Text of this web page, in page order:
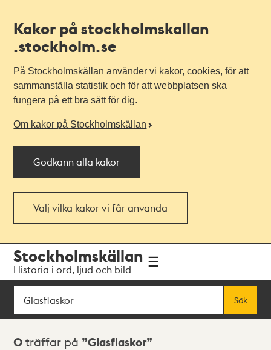
Kakor på stockholmskallan
.stockholm.se
På Stockholmskällan använder vi kakor, cookies, för att
sammanställa statistik och för att webbplatsen ska
fungera på ett bra sätt för dig.
Om kakor på Stockholmskällan
Godkänn alla kakor
Välj vilka kakor vi får använda
navigationen
huvudinnehållet
Stockholmskällan
Historia i ord, ljud och bild
Sök
Sök
Sökresultat
0 träffar på Glasflaskor